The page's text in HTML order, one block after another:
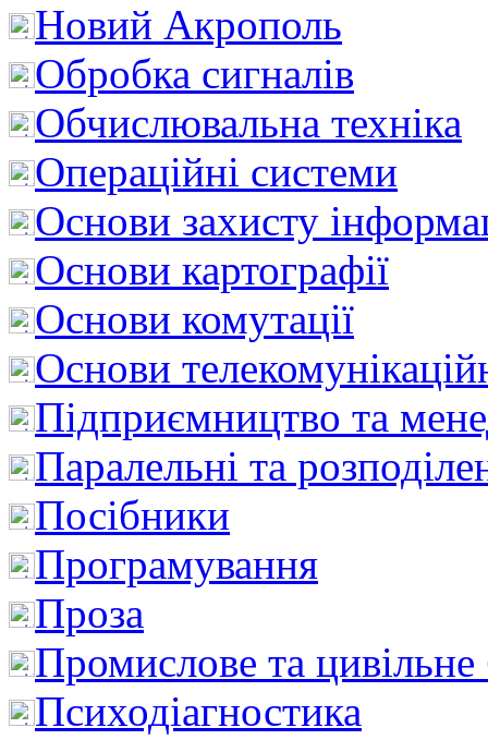
Новий Акрополь
Обробка сигналів
Обчислювальна техніка
Операційні системи
Основи захисту
Основи картографії
Основи комутації
Основи
Підприємництво та
Паралельні та
Посібники
Програмування
Проза
Промислове та цивільне
Психодіагностика